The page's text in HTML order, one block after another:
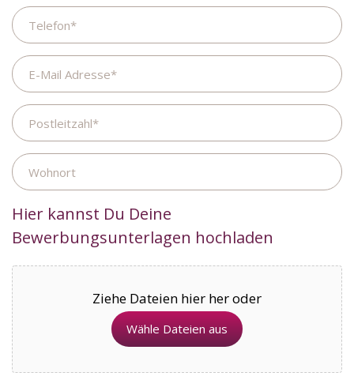
Telefon
E-
Mail
Adresse
Postleitzahl
Wohnort
Hier kannst Du Deine
Bewerbungsunterlagen hochladen
Ziehe Dateien hier her oder
Wähle Dateien aus